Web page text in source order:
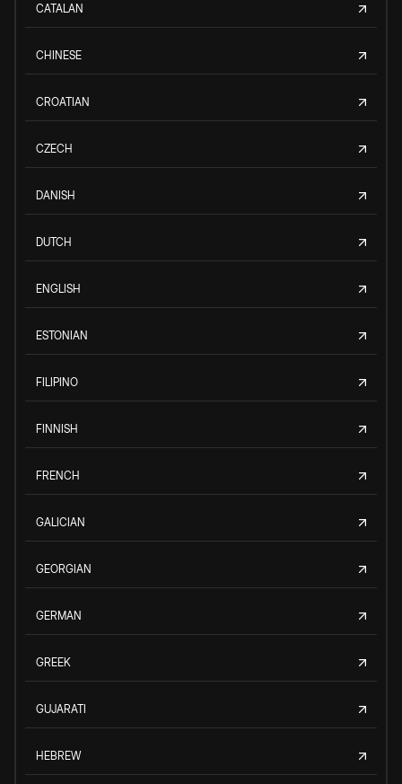
CATALAN
CHINESE
CROATIAN
CZECH
DANISH
DUTCH
ENGLISH
ESTONIAN
FILIPINO
FINNISH
FRENCH
GALICIAN
GEORGIAN
GERMAN
GREEK
GUJARATI
HEBREW